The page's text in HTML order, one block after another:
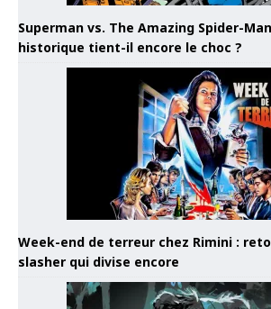
Superman vs. The Amazing Spider-
historique tient-il encore le choc ?
Week-end de terreur chez Rimini :
slasher qui divise encore